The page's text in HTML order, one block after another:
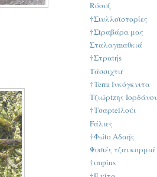
Rόουζ
†Σιυλλοϊστορίες
†Σtραβάρα μας
Σταλαγmαθκιά
†Στραtήs
Τάσσιχτιr
†Terra Ινκόγκνιτα
Τζιώρtzης
†Τσαρtelλούι
Fάλιες
†Φώtο Αδαής
Ψυσιές τζαι κορμιά
†ιmpίus